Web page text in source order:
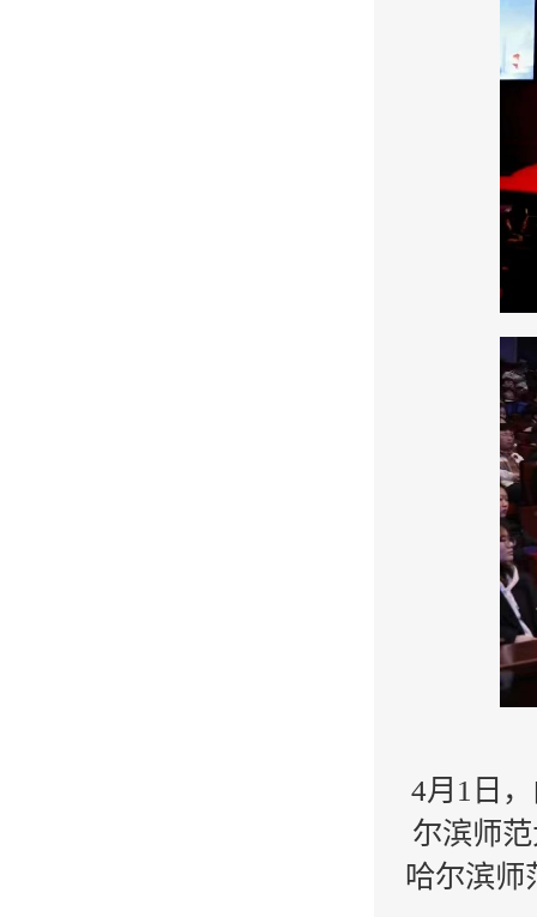
4月1日
尔滨师
哈尔滨师